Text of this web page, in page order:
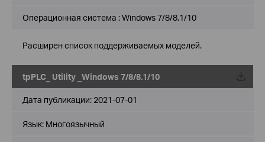
Операционная система : Windows 7/8/8.1/10
Расширен список поддерживаемых моделей.
tpPLC_ Utility _Windows 7/8/8.1/10
Дата публикации: 2021-07-01
Язык: Многоязычный